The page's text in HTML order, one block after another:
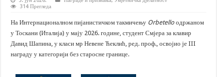
314 Прегледа
На Интернационалном пијанистичком такмичењу Orbetelloодржаном
у Тоскани (Италија) у мају 2026. године, студент Смјера за клавир
Давид Шапина, у класи мр Невене Ћеклић, ред. проф., освојио је III
награду у категорији без старосне границе.